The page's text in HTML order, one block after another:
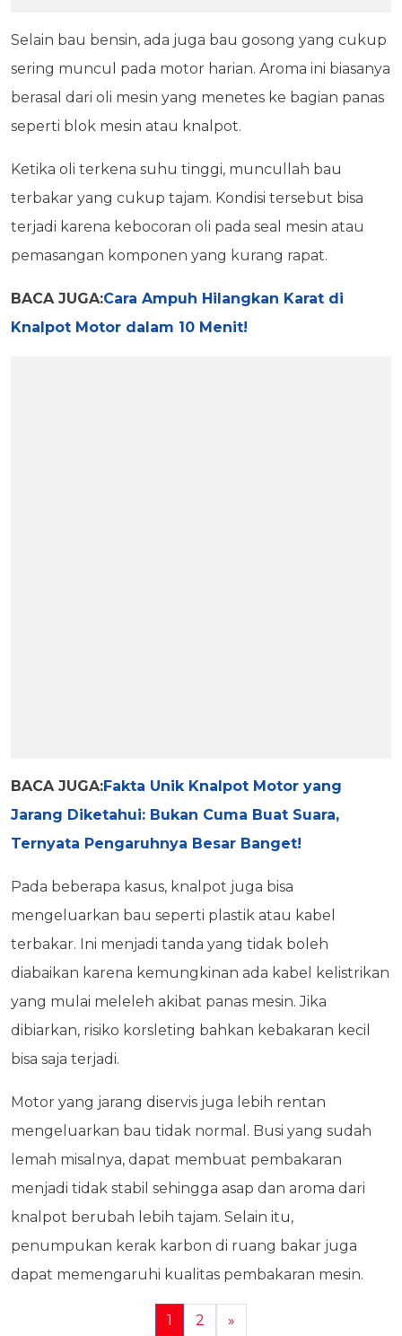
Selain bau bensin, ada juga bau gosong yang cukup
sering muncul pada motor harian. Aroma ini biasanya
berasal dari oli mesin yang menetes ke bagian panas
seperti blok mesin atau knalpot.
Ketika oli terkena suhu tinggi, muncullah bau
terbakar yang cukup tajam. Kondisi tersebut bisa
terjadi karena kebocoran oli pada seal mesin atau
pemasangan komponen yang kurang rapat.
BACA JUGA:Cara Ampuh Hilangkan Karat di
Knalpot Motor dalam 10 Menit!
BACA JUGA:Fakta Unik Knalpot Motor yang
Jarang Diketahui: Bukan Cuma Buat Suara,
Ternyata Pengaruhnya Besar Banget!
Pada beberapa kasus, knalpot juga bisa
mengeluarkan bau seperti plastik atau kabel
terbakar. Ini menjadi tanda yang tidak boleh
diabaikan karena kemungkinan ada kabel kelistrikan
yang mulai meleleh akibat panas mesin. Jika
dibiarkan, risiko korsleting bahkan kebakaran kecil
bisa saja terjadi.
Motor yang jarang diservis juga lebih rentan
mengeluarkan bau tidak normal. Busi yang sudah
lemah misalnya, dapat membuat pembakaran
menjadi tidak stabil sehingga asap dan aroma dari
knalpot berubah lebih tajam. Selain itu,
penumpukan kerak karbon di ruang bakar juga
dapat memengaruhi kualitas pembakaran mesin.
1 2 »